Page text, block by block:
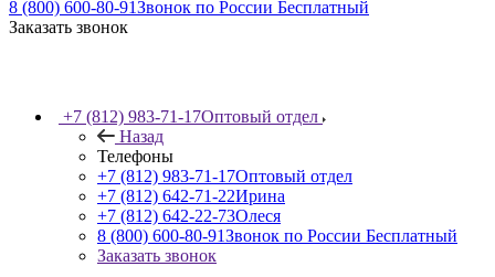
8 (800) 600-80-91Звонок по России Бесплатный
Заказать звонок
+7 (812) 983-71-17Оптовый отдел
Назад
Телефоны
+7 (812) 983-71-17Оптовый отдел
+7 (812) 642-71-22Ирина
+7 (812) 642-22-73Олеся
8 (800) 600-80-91Звонок по России Бесплатный
Заказать звонок